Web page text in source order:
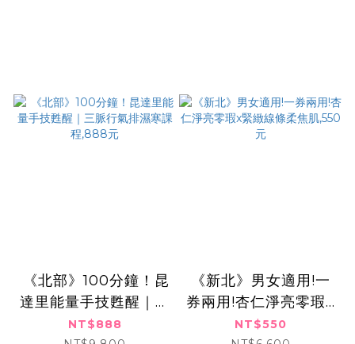
​​ ​《北部》100分鐘！昆
達里能量手技甦醒｜三
脈行氣排濕寒課程,88
NT$888
《新北》男女適用!一
券兩用!杏仁淨亮零瑕x
緊緻線條柔焦肌,550
NT$550